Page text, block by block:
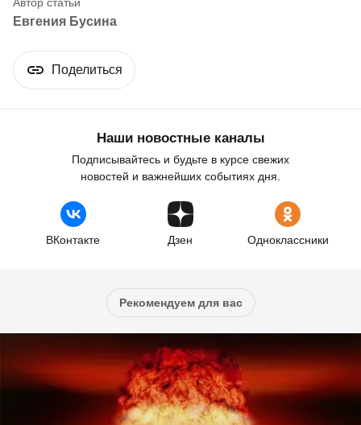
Евгения Бусина
Поделиться
Наши новостные каналы
Подписывайтесь и будьте в курсе свежих
новостей и важнейших событиях дня.
ВКонтакте Дзен Одноклассники
Рекомендуем для вас